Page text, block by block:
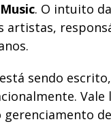
. O intuito
artistas,
sendo
Vale
gerenciamento